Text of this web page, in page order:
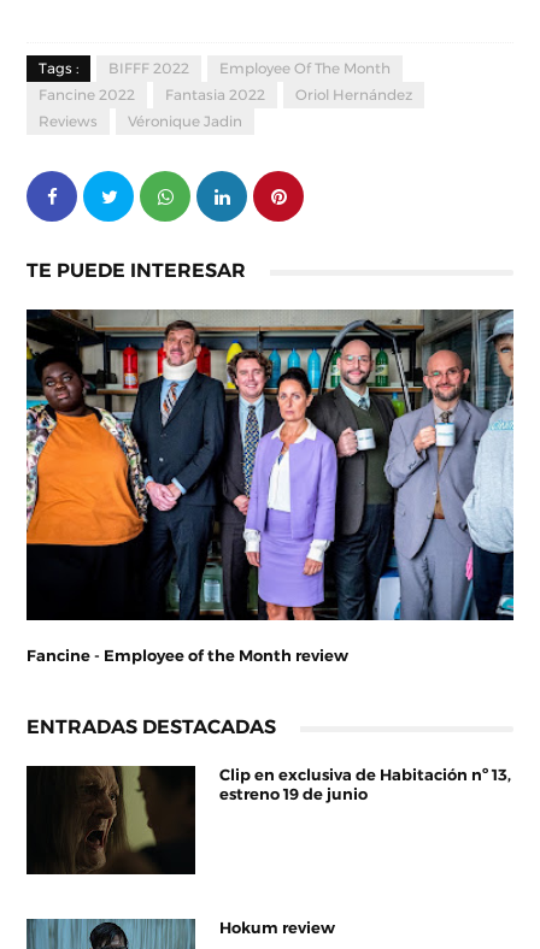
Tags : BIFFF 2022
Employee Of The Month
Fancine 2022
Fantasia 2022
Oriol Hernández
Reviews
Véronique Jadin
TE PUEDE INTERESAR
Fancine - Employee of the Month review
ENTRADAS DESTACADAS
Clip en exclusiva de Habitación nº 13,
estreno 19 de junio
Hokum review